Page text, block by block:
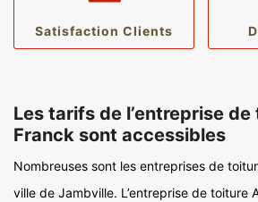
Satisfaction Clients
Les tarifs de l’entreprise
Franck sont accessibles
Nombreuses sont les entreprises de
ville de Jambville. L’entreprise de toiture